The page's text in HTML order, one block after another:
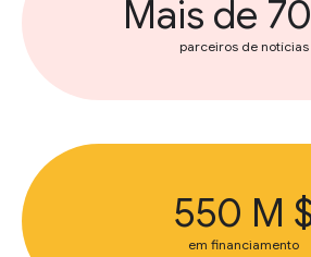
Mais de
parceiros de notícias
550 M
em financiamento